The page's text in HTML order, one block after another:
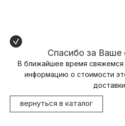
Спасибо за Ваше
В ближайшее время свяжемся
информацию о стоимости
вернуться в каталог